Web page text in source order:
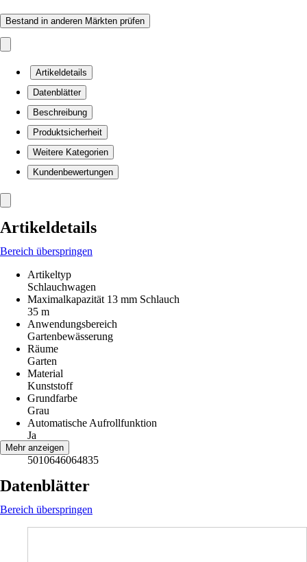
Bestand in anderen Märkten prüfen
Artikeldetails
Datenblätter
Beschreibung
Produktsicherheit
Weitere Kategorien
Kundenbewertungen
Artikeldetails
Bereich überspringen
Artikeltyp
Schlauchwagen
Maximalkapazität 13 mm Schlauch
35 m
Anwendungsbereich
Gartenbewässerung
Räume
Garten
Material
Kunststoff
Grundfarbe
Grau
Automatische Aufrollfunktion
Ja
EAN
5010646064835
Mehr anzeigen
Datenblätter
Bereich überspringen